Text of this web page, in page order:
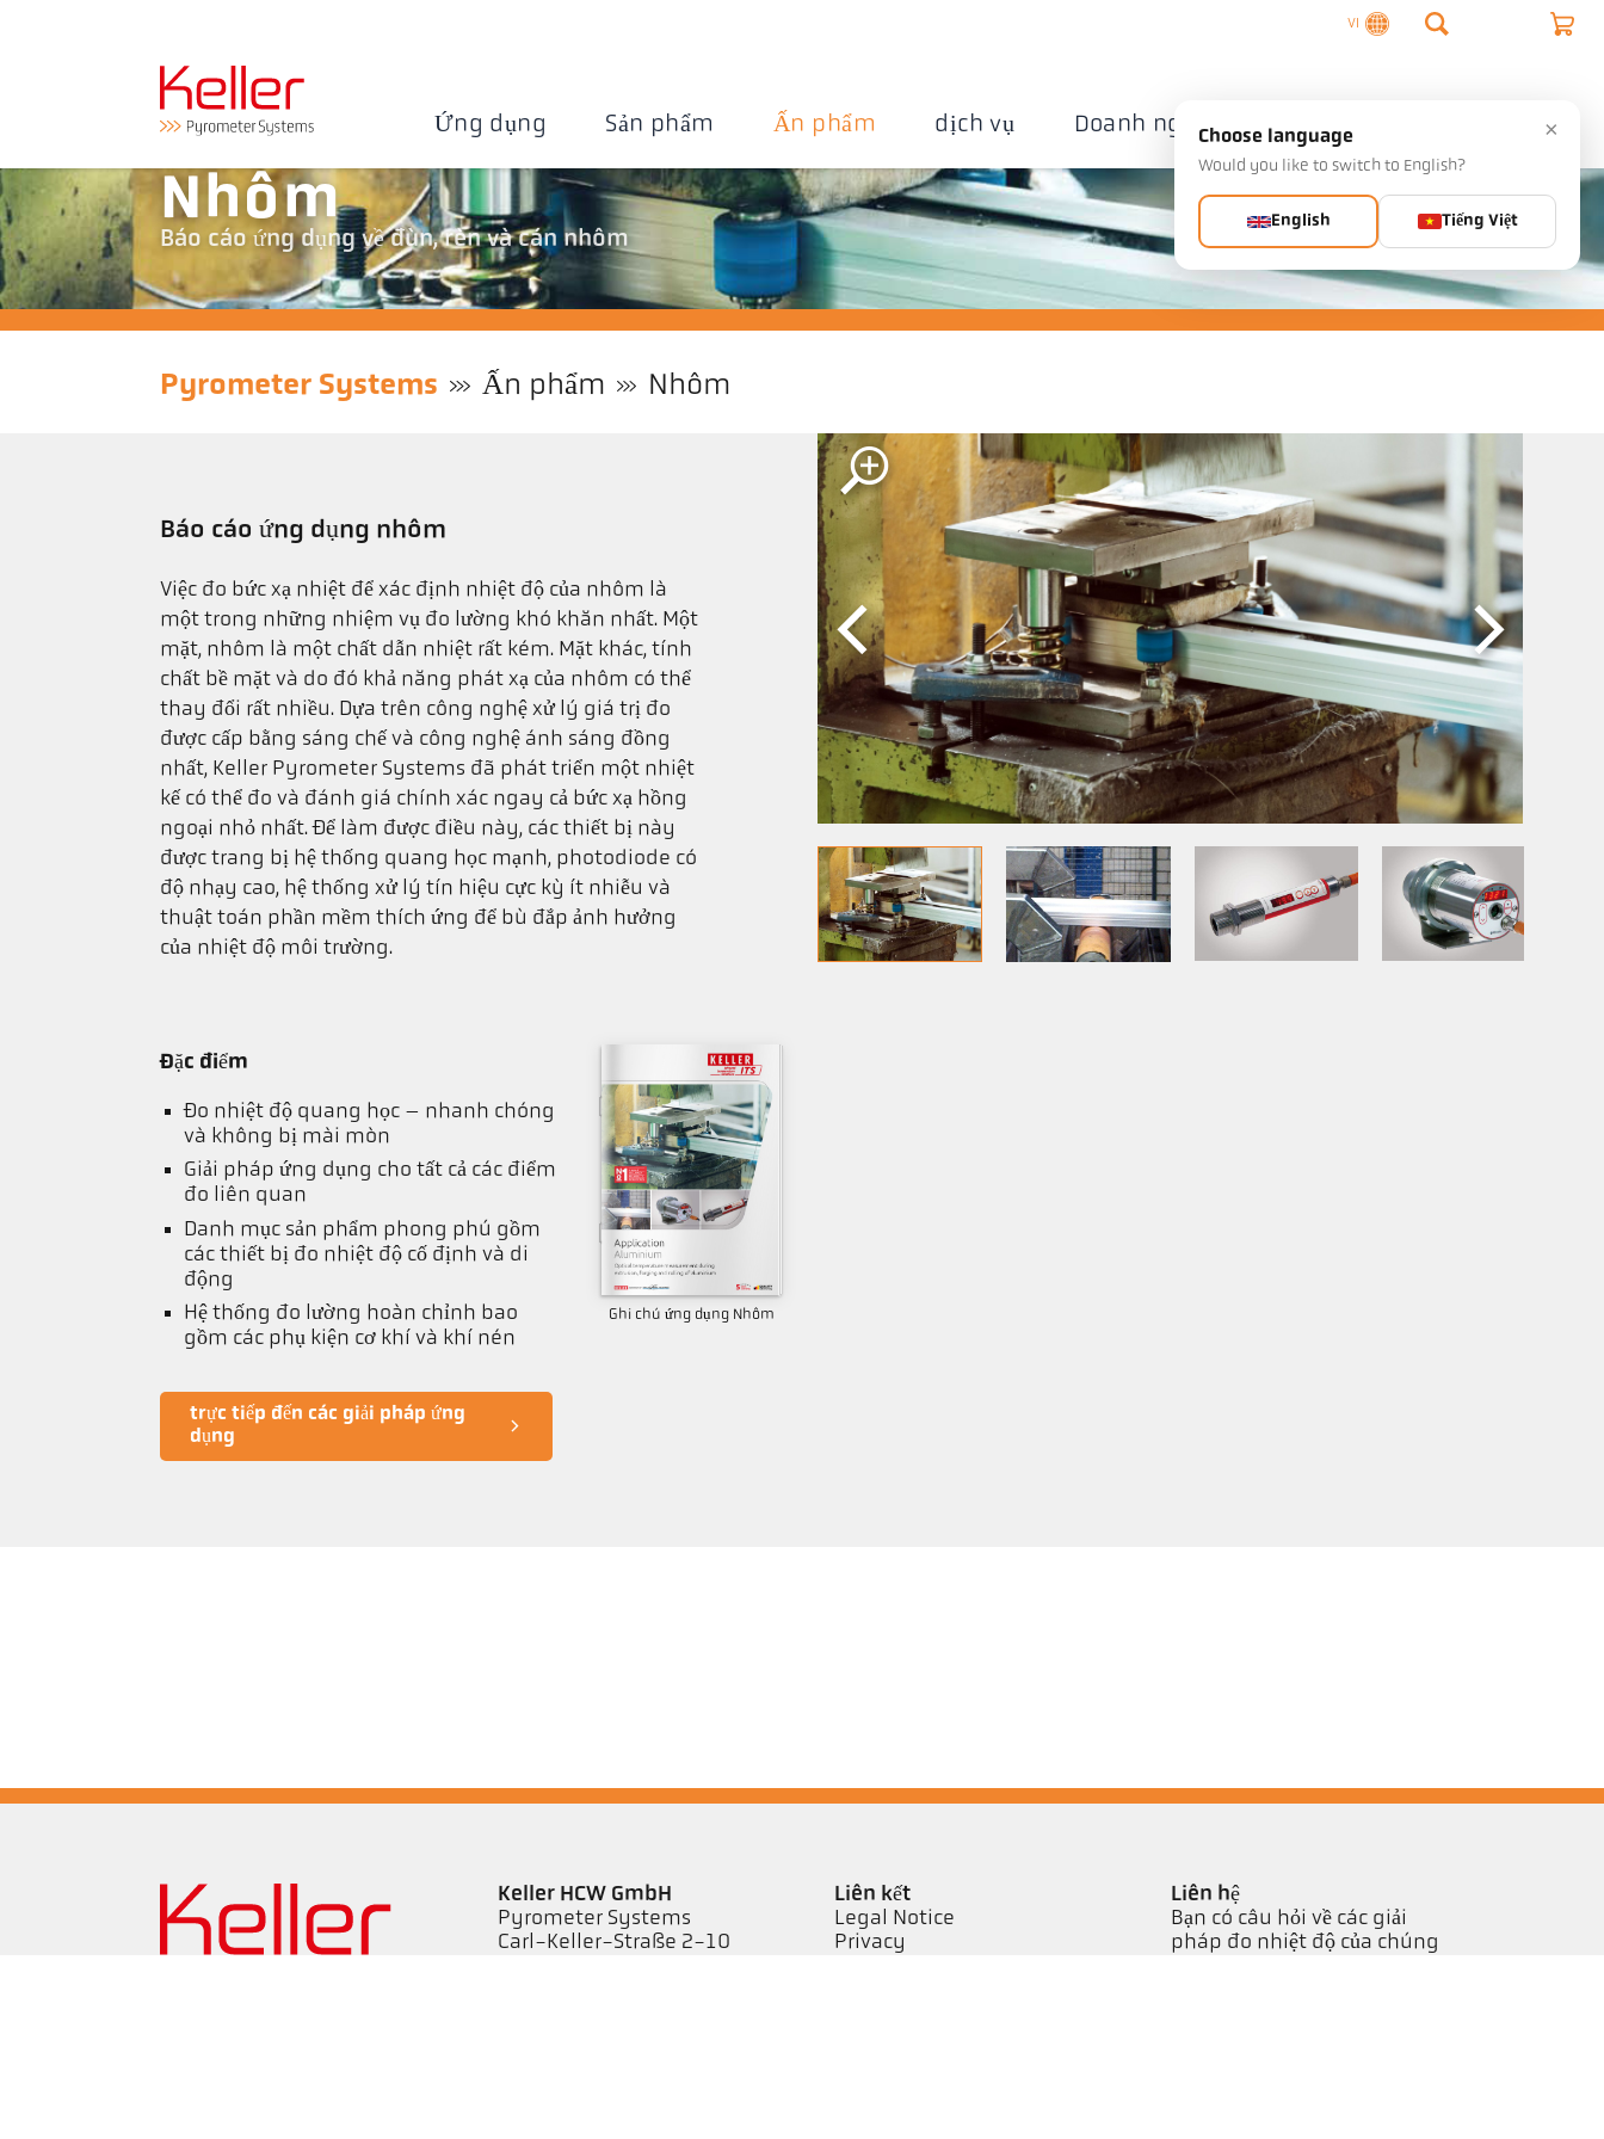
VI
Ứng dụng Sản phẩm Ấn phẩm dịch vụ Doanh nghiệp Liên hệ
Nhôm
Báo cáo ứng dụng về đùn, rèn và cán nhôm
Pyrometer Systems Ấn phẩm Nhôm
Báo cáo ứng dụng nhôm
Việc đo bức xạ nhiệt để xác định nhiệt độ của nhôm là
một trong những nhiệm vụ đo lường khó khăn nhất. Một
mặt, nhôm là một chất dẫn nhiệt rất kém. Mặt khác, tính
chất bề mặt và do đó khả năng phát xạ của nhôm có thể
thay đổi rất nhiều. Dựa trên công nghệ xử lý giá trị đo
được cấp bằng sáng chế và công nghệ ánh sáng đồng
nhất, Keller Pyrometer Systems đã phát triển một nhiệt
kế có thể đo và đánh giá chính xác ngay cả bức xạ hồng
ngoại nhỏ nhất. Để làm được điều này, các thiết bị này
được trang bị hệ thống quang học mạnh, photodiode có
độ nhạy cao, hệ thống xử lý tín hiệu cực kỳ ít nhiễu và
thuật toán phần mềm thích ứng để bù đắp ảnh hưởng
của nhiệt độ môi trường.
Đặc điểm
Đo nhiệt độ quang học – nhanh chóng
và không bị mài mòn
Giải pháp ứng dụng cho tất cả các điểm
đo liên quan
Danh mục sản phẩm phong phú gồm
các thiết bị đo nhiệt độ cố định và di
động
Hệ thống đo lường hoàn chỉnh bao
gồm các phụ kiện cơ khí và khí nén
trực tiếp đến các giải pháp ứng
dụng
Ghi chú ứng dụng Nhôm
Keller HCW GmbH
Pyrometer Systems
Carl-Keller-Straße 2-10
Liên kết
Legal Notice
Privacy
Liên hệ
Bạn có câu hỏi về các giải
pháp đo nhiệt độ của chúng
×
Choose language
Would you like to switch to English?
English Tiếng Việt